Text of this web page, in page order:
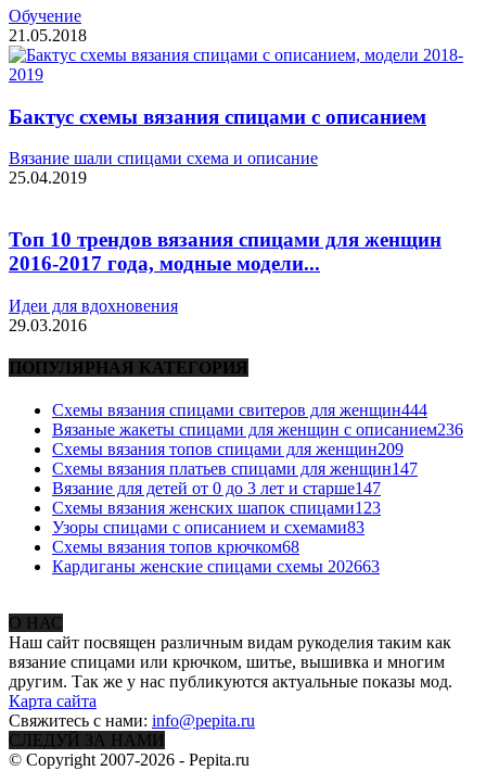
Обучение
21.05.2018
Бактус схемы вязания спицами с описанием
Вязание шали спицами схема и описание
25.04.2019
Топ 10 трендов вязания спицами для женщин
2016-2017 года, модные модели...
Идеи для вдохновения
29.03.2016
ПОПУЛЯРНАЯ КАТЕГОРИЯ
Схемы вязания спицами свитеров для женщин444
Вязаные жакеты спицами для женщин с описанием236
Схемы вязания топов спицами для женщин209
Схемы вязания платьев спицами для женщин147
Вязание для детей от 0 до 3 лет и старше147
Схемы вязания женских шапок спицами123
Узоры спицами с описанием и схемами83
Схемы вязания топов крючком68
Кардиганы женские спицами схемы 202663
О НАС
Наш сайт посвящен различным видам рукоделия таким как
вязание спицами или крючком, шитье, вышивка и многим
другим. Так же у нас публикуются актуальные показы мод.
Карта сайта
Свяжитесь с нами: info@pepita.ru
СЛЕДУЙ ЗА НАМИ
© Copyright 2007-2026 - Pepita.ru